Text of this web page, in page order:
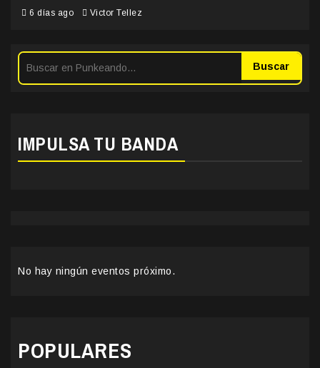
6 días ago Victor Tellez
Buscar
IMPULSA TU BANDA
No hay ningún eventos próximo.
POPULARES